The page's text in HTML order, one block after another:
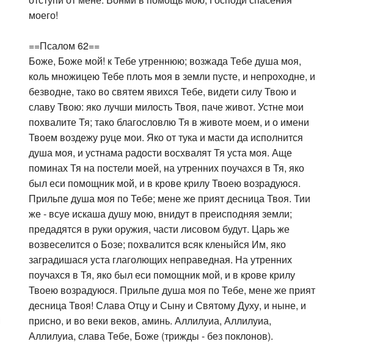
моего!
==Псалом 62==
Боже, Боже мой! к Тебе утреннюю; возжада Тебе душа моя,
коль множицею Тебе плоть моя в земли пусте, и непроходне, и
безводне, тако во святем явихся Тебе, видети силу Твою и
славу Твою: яко лучши милость Твоя, паче живот. Устне мои
похвалите Тя; тако благословлю Тя в животе моем, и о имени
Твоем воздежу руце мои. Яко от тука и масти да исполнится
душа моя, и устнама радости восхвалят Тя уста моя. Аще
поминах Тя на постели моей, на утренних поучахся в Тя, яко
был еси помощник мой, и в крове крилу Твоею возрадуюся.
Прильпе душа моя по Тебе; мене же прият десница Твоя. Тии
же - всуе искаша душу мою, внидут в преисподняя земли;
предадятся в руки оружия, части лисовом будут. Царь же
возвеселится о Бозе; похвалится всяк кленыйся Им, яко
заградишася уста глаголющих неправедная. На утренних
поучахся в Тя, яко был еси помощник мой, и в крове крилу
Твоею возрадуюся. Прильпе душа моя по Тебе, мене же прият
десница Твоя! Слава Отцу и Сыну и Святому Духу, и ныне, и
присно, и во веки веков, аминь. Аллилуиа, Аллилуиа,
Аллилуиа, слава Тебе, Боже (трижды - без поклонов).